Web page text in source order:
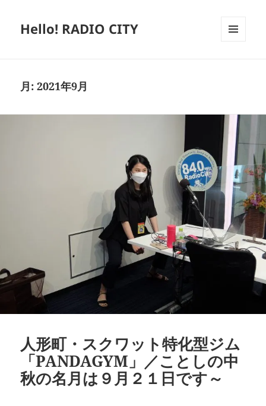
Hello! RADIO CITY
月:2021年9月
人形町・スクワット特化型ジム
「PANDAGYM」／ことしの中
秋の名月は９月２１日です～